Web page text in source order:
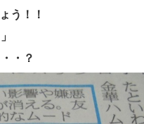
う！！
・？